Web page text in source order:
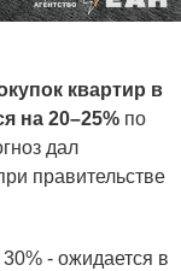
квартир в
на 20–25% по
дал
правительстве
- ожидается в